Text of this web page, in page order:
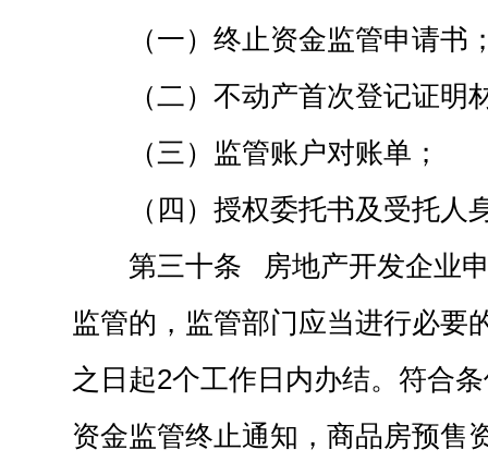
（一）终止资金监管申请书
（二）不动产首次登记证明
（三）监管账户对账单；
（四）授权委托书及受托人
第三十条 房地产开发企业
监管的，监管部门应当进行必要
之日起2个工作日内办结。符合
资金监管终止通知，商品房预售